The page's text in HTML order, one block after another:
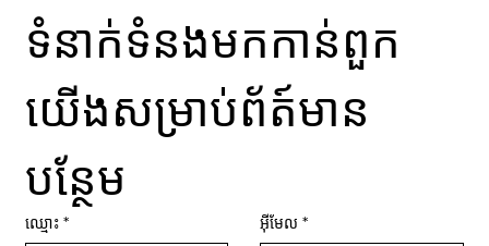
ទំនាក់ទំនងមកកាន់ពួក
យើងសម្រាប់ព័ត៍មាន
បន្ថែម
ឈ្មោះ * អ៊ីមែល *